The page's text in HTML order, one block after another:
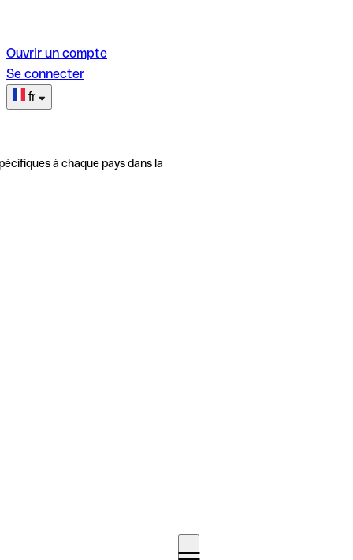
Ouvrir un compte
Se connecter
fr
à chaque pays dans la